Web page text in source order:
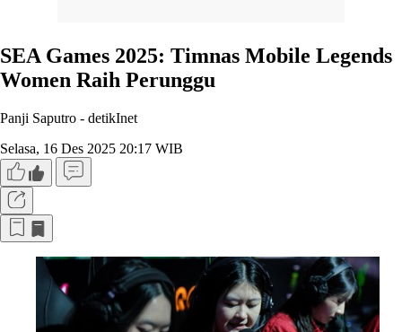
SEA Games 2025: Timnas Mobile Legends
Women Raih Perunggu
Panji Saputro - detikInet
Selasa, 16 Des 2025 20:17 WIB